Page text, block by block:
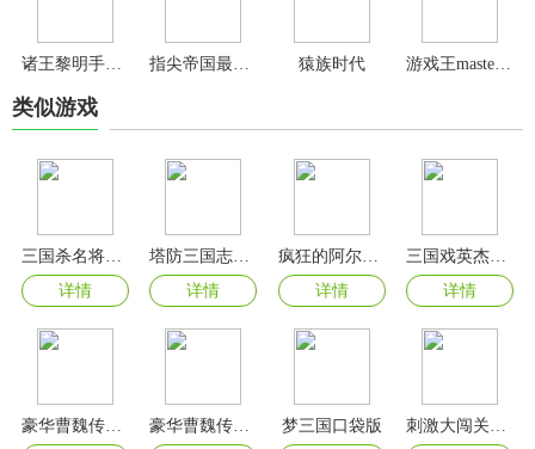
诸王黎明手游官方正版 猿族时代
类似游戏
三国杀名将传无限玉璧全武将版
详情
详情
疯狂的阿尔法手游
详情
详情
豪华曹魏传手机版
梦三国口袋版